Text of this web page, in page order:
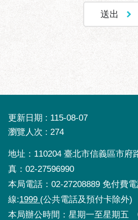
區
網
站
頁
台
北
通
台
北
更新日期
115-08-07
瀏覽人次
274
地址：110204 臺北市信義區市府
真：02-27596990
本局電話：02-27208889 免付費
線:1999 (公共電話及預付卡除外)
本局辦公時間：星期一至星期五